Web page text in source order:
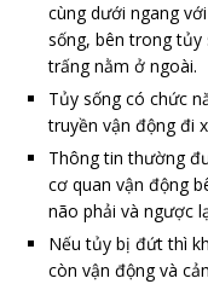
cùng dưới ngang
sống, bên trong
trấng nằm ở ngoài.
Tủy sống có chức
truyền vận động đi
Thông tin thường
cơ quan vận động
não phải và ngược
Nếu tủy bị đứt thì
còn vận động và